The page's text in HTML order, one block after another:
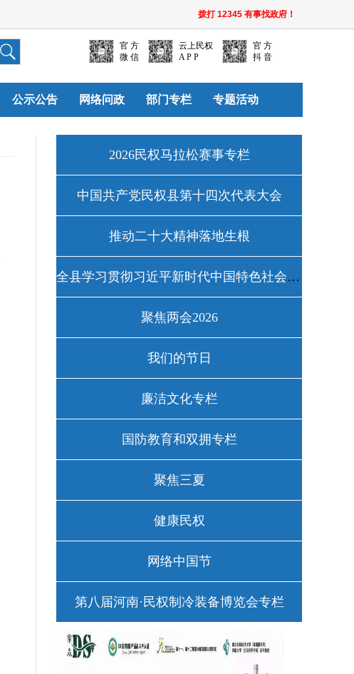
拨打 12345 有事找政府！
官 方
微 信
云上民权
A P P
官 方
抖 音
公示公告 网络问政 部门专栏 专题活动
2026民权马拉松赛事专栏
中国共产党民权县第十四次代表大会
推动二十大精神落地生根
全县学习贯彻习近平新时代中国特色社会主义思想主题教育工作专栏
聚焦两会2026
我们的节日
廉洁文化专栏
国防教育和双拥专栏
聚焦三夏
健康民权
网络中国节
第八届河南·民权制冷装备博览会专栏